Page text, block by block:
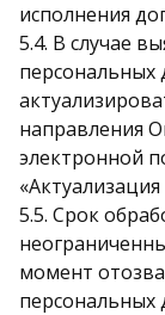
исполнения
5.4. В случае
направления
электронной
5.5. Срок
момент
персональных